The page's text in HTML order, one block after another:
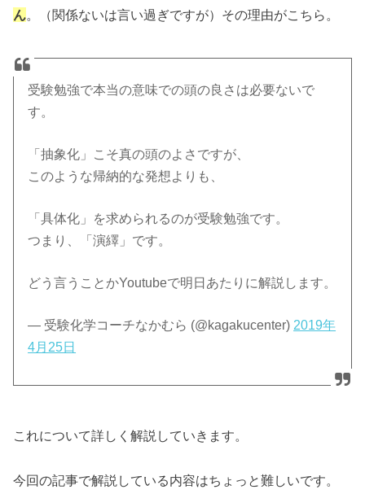
ん。（関係ないは言い過ぎですが）その理由がこちら。
受験勉強で本当の意味での頭の良さは必要ないで
す。
「抽象化」こそ真の頭のよさですが、
このような帰納的な発想よりも、
「具体化」を求められるのが受験勉強です。
つまり、「演繹」です。
どう言うことかYoutubeで明日あたりに解説します。
— 受験化学コーチなかむら (@kagakucenter) 2019年
4月25日
これについて詳しく解説していきます。
今回の記事で解説している内容はちょっと難しいです。